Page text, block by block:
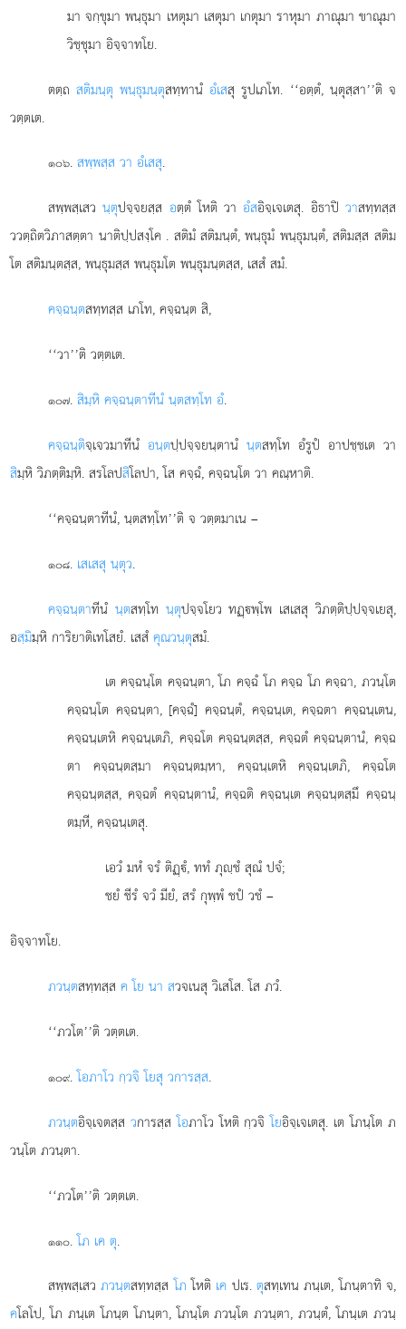
มา จกฺขุมา พนฺธุมา เหตุมา เสตุมา เกตุมา ราหุมา ภาณุมา ขาณุมา
วิชฺชุมา อิจฺจาทโย.
ตตฺถสติมนฺตุ พนฺธุมนฺตุสทฺทานํอํเสสุ รูปเภโท. ‘‘อตฺตํ, นฺตุสฺสา’’ติ จ
วตฺตเต.
๑๐๖.สพฺพสฺส วา อํเสสุ.
สพฺพสฺเสวนฺตุปจฺจยสฺส อตฺตํ โหติ วาอํสอิจฺเจเตสุ. อิธาปิ วาสทฺทสฺส
ววตฺถิตวิภาสตฺตา นาติปฺปสงฺโค . สติมํ สติมนฺตํ, พนฺธุมํ พนฺธุมนฺตํ, สติมสฺส สติม
โต สติมนฺตสฺส, พนฺธุมสฺส พนฺธุมโต พนฺธุมนฺตสฺส, เสสํ สมํ.
คจฺฉนฺตสทฺทสฺส เภโท, คจฺฉนฺต สิ,
‘‘วา’’ติ วตฺตเต.
๑๐๗.สิมฺหิ คจฺฉนฺตาทีนํ นฺตสทฺโท อํ.
คจฺฉนฺติจฺเจวมาทีนํ อนฺตปฺปจฺจยนฺตานํ นฺตสทฺโท อํรูปํ อาปชฺชเต วา
สิมฺหิ วิภตฺติมฺหิ. สรโลปสิโลปา, โส คจฺฉํ, คจฺฉนฺโต วา คณฺหาติ.
‘‘คจฺฉนฺตาทีนํ, นฺตสทฺโท’’ติ จ วตฺตมาเน –
๑๐๘. เสเสสุ นฺตุว.
คจฺฉนฺตาทีนํ นฺตสทฺโท นฺตุปจฺจโยว ทฏฺพฺโพ เสเสสุ วิภตฺติปฺปจฺจเยสุ,
อสฺมิมฺหิ การิยาติเทโสยํ. เสสํคุณวนฺตุสมํ.
เต คจฺฉนฺโต คจฺฉนฺตา, โภ คจฺฉํ โภ คจฺฉ โภ คจฺฉา, ภวนฺโต
คจฺฉนฺโต คจฺฉนฺตา, [คจฺฉํ] คจฺฉนฺตํ, คจฺฉนฺเต, คจฺฉตา คจฺฉนฺเตน,
คจฺฉนฺเตหิ คจฺฉนฺเตภิ, คจฺฉโต คจฺฉนฺตสฺส, คจฺฉตํ คจฺฉนฺตานํ, คจฺฉ
ตา คจฺฉนฺตสฺมา คจฺฉนฺตมฺหา, คจฺฉนฺเตหิ คจฺฉนฺเตภิ, คจฺฉโต
คจฺฉนฺตสฺส, คจฺฉตํ คจฺฉนฺตานํ, คจฺฉติ คจฺฉนฺเต คจฺฉนฺตสฺมึ คจฺฉนฺ
ตมฺหี, คจฺฉนฺเตสุ.
เอวํ มหํ จรํ ติฏฺํ, ททํ ภุฺชํ สุณํ ปจํ;
ชยํ ชีรํ จวํ มียํ, สรํ กุพฺพํ ชปํ วชํ –
อิจฺจาทโย.
ภวนฺตสทฺทสฺสค โย นา สวจเนสุ วิเสโส. โส ภวํ.
‘‘ภวโต’’ติ วตฺตเต.
๑๐๙.โอภาโว กฺวจิ โยสุ วการสฺส.
ภวนฺตอิจฺเจตสฺส วการสฺสโอภาโว โหติ กฺวจิโยอิจฺเจเตสุ. เต โภนฺโต ภ
วนฺโต ภวนฺตา.
‘‘ภวโต’’ติ วตฺตเต.
๑๑๐.โภ เค ตุ.
สพฺพสฺเสวภวนฺตสทฺทสฺสโภ โหติ เค ปเร. ตุสทฺเทน ภนฺเต, โภนฺตาทิ จ,
คโลโป, โภ ภนฺเต โภนฺต โภนฺตา, โภนฺโต ภวนฺโต ภวนฺตา, ภวนฺตํ, โภนฺเต ภวนฺ